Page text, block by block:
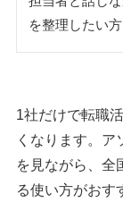
を整理したい方
1社だけで転職
くなります。ア
を見ながら、全
る使い方がおす